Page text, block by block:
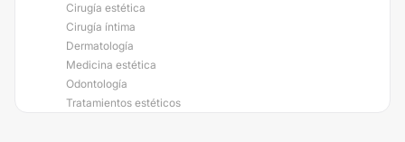
Cirugía estética
Cirugía íntima
Dermatología
Medicina estética
Odontología
Tratamientos estéticos